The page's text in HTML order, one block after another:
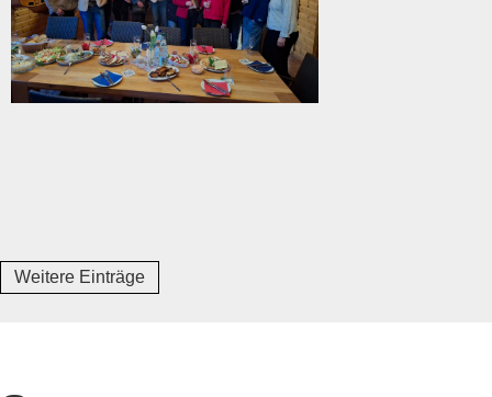
Weitere Einträge